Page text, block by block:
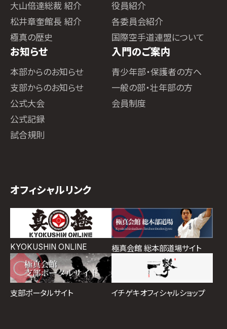
大山倍達総裁 紹介
松井章奎館長 紹介
極真の歴史
役員紹介
各委員会紹介
国際空手道連盟について
お知らせ
本部からのお知らせ
支部からのお知らせ
公式大会
公式記録
試合規則
入門のご案内
青少年部・保護者の方へ
一般の部・壮年部の方
会員制度
オフィシャルリンク
KYOKUSHIN ONLINE 極真会館 総本部道場サイト
支部ポータルサイト イチゲキオフィシャルショップ